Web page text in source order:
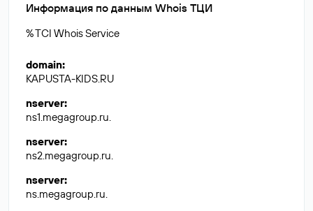
Информация по данным Whois ТЦИ
% TCI Whois Service
domain:
KAPUSTA-KIDS.RU
nserver:
ns1.megagroup.ru.
nserver:
ns2.megagroup.ru.
nserver:
ns.megagroup.ru.